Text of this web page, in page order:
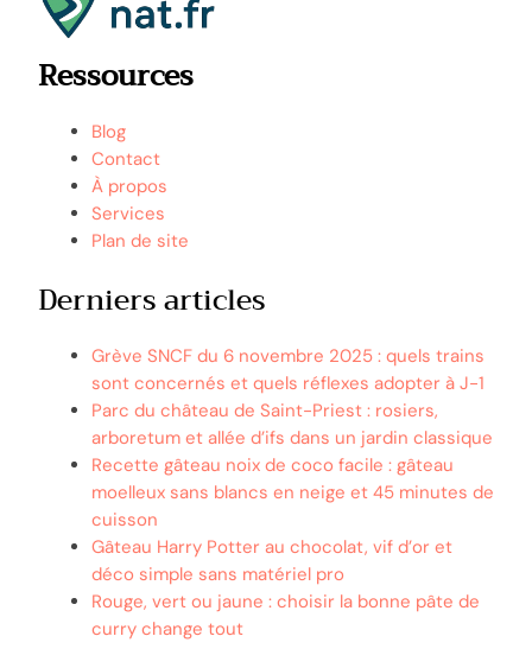
Ressources
Blog
Contact
À propos
Services
Plan de site
Derniers articles
Grève SNCF du 6 novembre 2025 : quels trains
sont concernés et quels réflexes adopter à J-1
Parc du château de Saint-Priest : rosiers,
arboretum et allée d’ifs dans un jardin classique
Recette gâteau noix de coco facile : gâteau
moelleux sans blancs en neige et 45 minutes de
cuisson
Gâteau Harry Potter au chocolat, vif d’or et
déco simple sans matériel pro
Rouge, vert ou jaune : choisir la bonne pâte de
curry change tout